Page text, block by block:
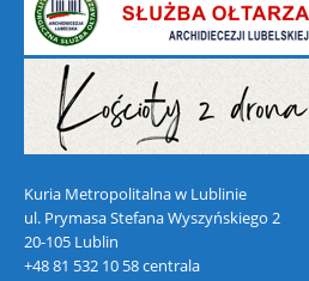
Kuria Metropolitalna w Lublinie
ul. Prymasa Stefana Wyszyńskiego 2
20-105 Lublin
+48 81 532 10 58 centrala